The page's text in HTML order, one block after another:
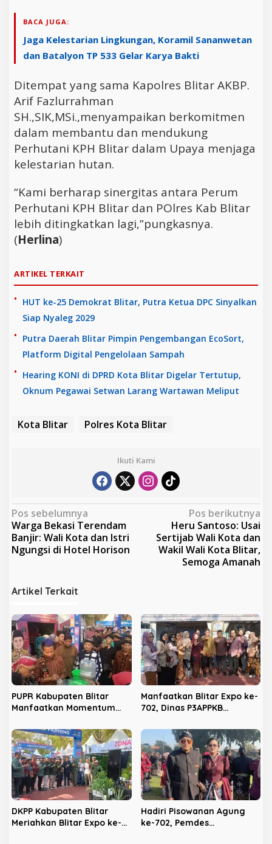
BACA JUGA:
Jaga Kelestarian Lingkungan, Koramil Sananwetan
dan Batalyon TP 533 Gelar Karya Bakti
Ditempat yang sama Kapolres Blitar AKBP.
Arif Fazlurrahman
SH.,SIK,MSi.,menyampaikan berkomitmen
dalam membantu dan mendukung
Perhutani KPH Blitar dalam Upaya menjaga
kelestarian hutan.
“Kami berharap sinergitas antara Perum
Perhutani KPH Blitar dan POlres Kab Blitar
lebih ditingkatkan lagi,”pungkasnya.
(Herlina)
ARTIKEL TERKAIT
HUT ke-25 Demokrat Blitar, Putra Ketua DPC Sinyalkan
Siap Nyaleg 2029
Putra Daerah Blitar Pimpin Pengembangan EcoSort,
Platform Digital Pengelolaan Sampah
Hearing KONI di DPRD Kota Blitar Digelar Tertutup,
Oknum Pegawai Setwan Larang Wartawan Meliput
Kota Blitar Polres Kota Blitar
Ikuti Kami
N
a
v
g
a
s
i
p
o
s
Pos sebelumnya
Warga Bekasi Terendam
Banjir: Wali Kota dan Istri
Ngungsi di Hotel Horison
Pos berikutnya
Heru Santoso: Usai
Sertijab Wali Kota dan
Wakil Wali Kota Blitar,
Semoga Amanah
Artikel Terkait
PUPR Kabupaten Blitar
Manfaatkan Momentum
Dekatkan Pelayanan Publik
Manfaatkan Blitar Expo ke-
702, Dinas P3APPKB
dan Pencegahan
Kekerasan Anak
DKPP Kabupaten Blitar
Meriahkan Blitar Expo ke-
Hadiri Pisowanan Agung
ke-702, Pemdes